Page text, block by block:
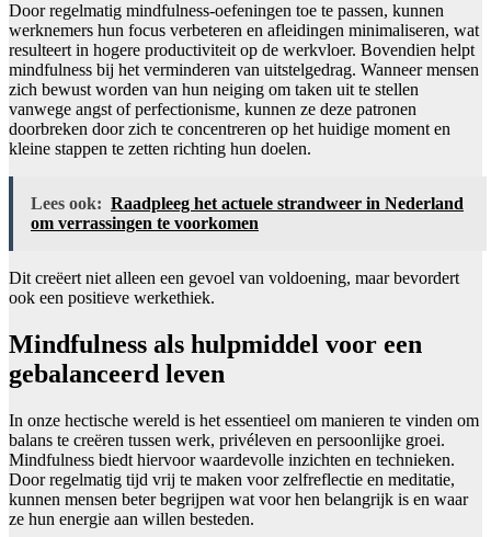
Door regelmatig mindfulness-oefeningen toe te passen, kunnen
werknemers hun focus verbeteren en afleidingen minimaliseren, wat
resulteert in hogere productiviteit op de werkvloer. Bovendien helpt
mindfulness bij het verminderen van uitstelgedrag. Wanneer mensen
zich bewust worden van hun neiging om taken uit te stellen
vanwege angst of perfectionisme, kunnen ze deze patronen
doorbreken door zich te concentreren op het huidige moment en
kleine stappen te zetten richting hun doelen.
Lees ook: Raadpleeg het actuele strandweer in Nederland
om verrassingen te voorkomen
Dit creëert niet alleen een gevoel van voldoening, maar bevordert
ook een positieve werkethiek.
Mindfulness als hulpmiddel voor een
gebalanceerd leven
In onze hectische wereld is het essentieel om manieren te vinden om
balans te creëren tussen werk, privéleven en persoonlijke groei.
Mindfulness biedt hiervoor waardevolle inzichten en technieken.
Door regelmatig tijd vrij te maken voor zelfreflectie en meditatie,
kunnen mensen beter begrijpen wat voor hen belangrijk is en waar
ze hun energie aan willen besteden.